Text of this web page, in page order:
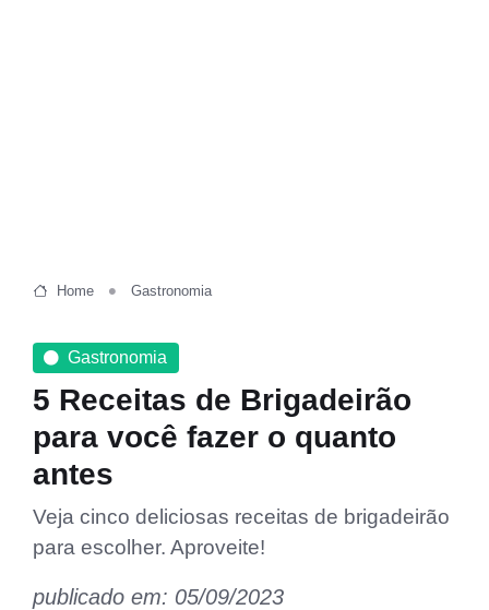
Home Gastronomia
Gastronomia
5 Receitas de Brigadeirão
para você fazer o quanto
antes
Veja cinco deliciosas receitas de brigadeirão
para escolher. Aproveite!
publicado em: 05/09/2023